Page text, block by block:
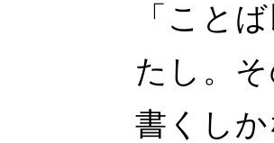
「こと
たし。
書くし